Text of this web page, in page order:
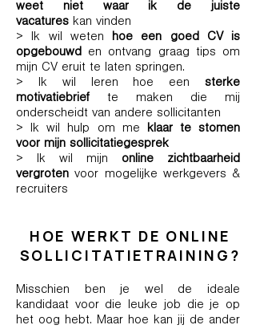
weet niet waar ik de juiste
vacatures kan vinden
> Ik wil weten hoe een goed CV is
opgebouwd en ontvang graag tips om
mijn CV eruit te laten springen.
> Ik wil leren hoe een sterke
motivatiebrief te maken die mij
onderscheidt van andere sollicitanten
> Ik wil hulp om me klaar te stomen
voor mijn sollicitatiegesprek
> Ik wil mijn online zichtbaarheid
vergroten voor mogelijke werkgevers &
recruiters
HOE WERKT DE ONLINE
SOLLICITATIETRAINING?
Misschien ben je wel de ideale
kandidaat voor die leuke job die je op
het oog hebt. Maar hoe kan jij de ander